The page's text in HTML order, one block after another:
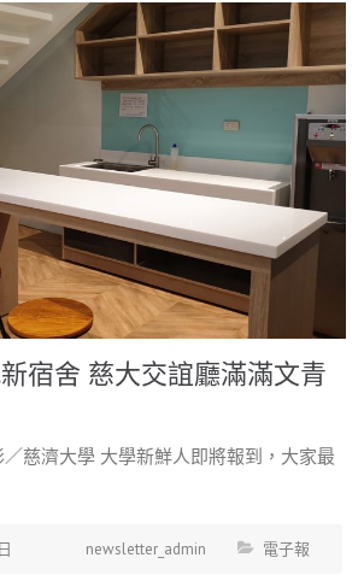
宿舍 慈大交誼廳滿滿文青
慈濟大學 大學新鮮人即將報到，大家最
newsletter_admin 電子報